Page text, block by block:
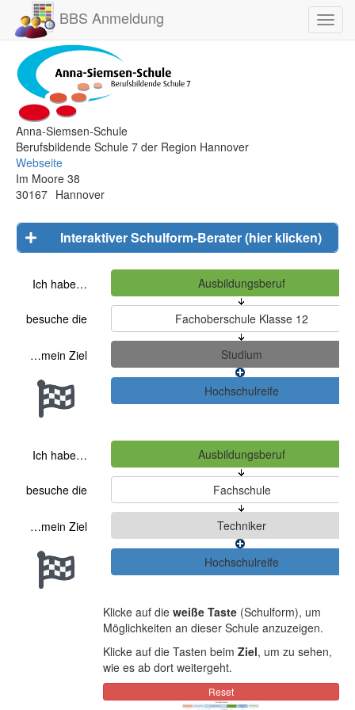
BBS Anmeldung
Anna-Siemsen-Schule
Berufsbildende Schule 7 der Region Hannover
Webseite
Im Moore 38
30167 Hannover
Interaktiver Schulform-Berater (hier klicken)
Ich habe…
besuche die
…mein Ziel
Ich habe…
besuche die
…mein Ziel
Klicke auf die weiße Taste(Schulform), um
Möglichkeiten an dieser Schule anzuzeigen.
Klicke auf die Tasten beim Ziel, um zu sehen,
wie es ab dort weitergeht.